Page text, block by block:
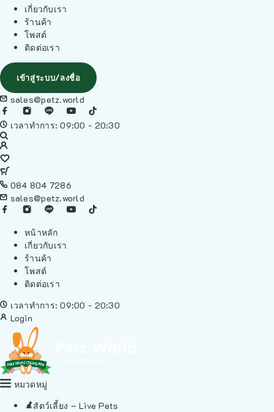
เกี่ยวกับเรา
ร้านค้า
โพสต์
ติดต่อเรา
เข้าสู่ระบบ/ลงชื่อ
sales@petz.world
เวลาทำการ: 09:00 - 20:30
084 804 7286
sales@petz.world
หน้าหลัก
เกี่ยวกับเรา
ร้านค้า
โพสต์
ติดต่อเรา
เวลาทำการ: 09:00 - 20:30
Login
หมวดหมู่
สัตว์เลี้ยง – Live Pets